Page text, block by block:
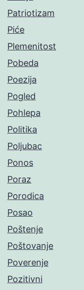
Patriotizam
Piće
Plemenitost
Pobeda
Poezija
Pogled
Pohlepa
Politika
Poljubac
Ponos
Poraz
Porodica
Posao
Poštenje
Poštovanje
Poverenje
Pozitivni